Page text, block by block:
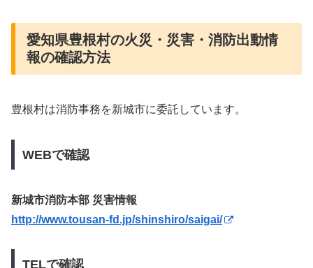
愛知県豊根村の火災・災害・消防出動情
報の確認方法
豊根村は消防事務を新城市に委託しています。
WEBで確認
新城市消防本部 災害情報
http://www.tousan-fd.jp/shinshiro/saigai/
TELで確認